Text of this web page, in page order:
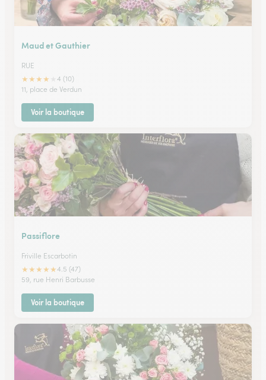
Maud et Gauthier
RUE
★★★★
4 (10)
11, place de Verdun
Voir la boutique
Passiflore
Friville Escarbotin
★★★★★4.5 (47)
59, rue Henri Barbusse
Voir la boutique